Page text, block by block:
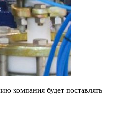
компания будет поставлять